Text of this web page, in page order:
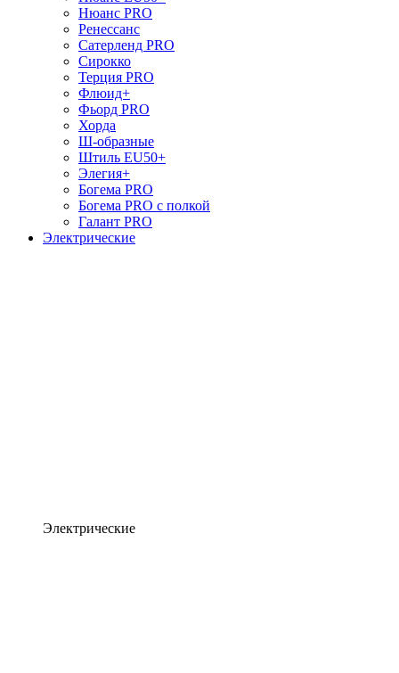
Нюанс PRO
Ренессанс
Сатерленд PRO
Сирокко
Терция PRO
Флюид+
Фьорд PRO
Хорда
Ш-образные
Штиль EU50+
Элегия+
Богема PRO
Богема PRO с полкой
Галант PRO
Электрические
Электрические